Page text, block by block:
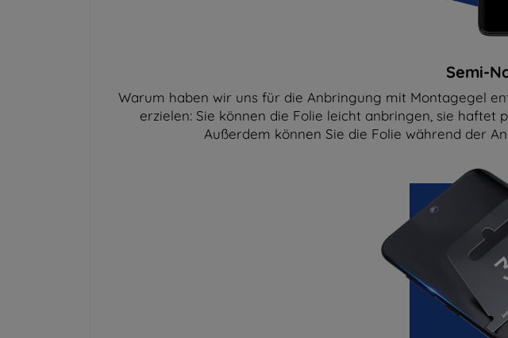
Semi-
Warum haben wir uns für die Anbringung mit Montagegel
erzielen: Sie können die Folie leicht anbringen, sie haftet
Außerdem können Sie die Folie während der